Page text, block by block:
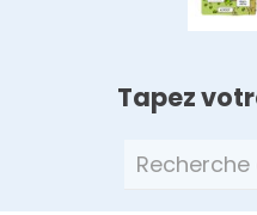
Tapez
Recherche